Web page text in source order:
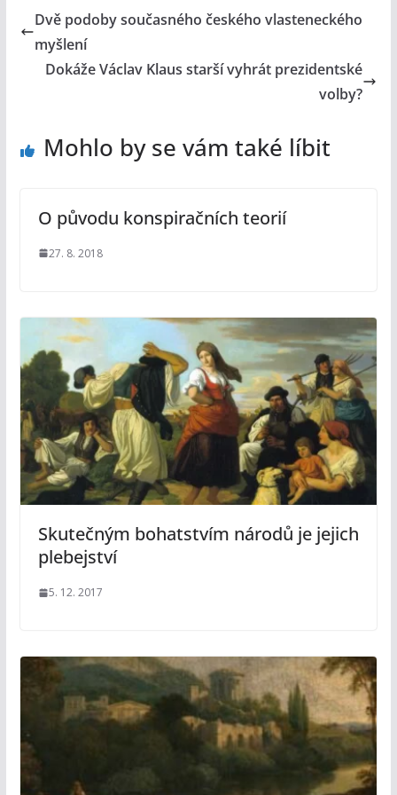
Dvě podoby současného českého vlasteneckého
myšlení
Dokáže Václav Klaus starší vyhrát prezidentské
volby?
Mohlo by se vám také líbit
O původu konspiračních teorií
27. 8. 2018
Skutečným bohatstvím národů je jejich
plebejství
5. 12. 2017